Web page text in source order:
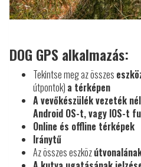
DOG GPS alkalmazás:
Tekintse meg az összes
útpontok) a térképen
A vevőkészülék vezeték
Android OS-t, vagy IOS-t
Online és offline térképek
Iránytű
Az összes eszköz